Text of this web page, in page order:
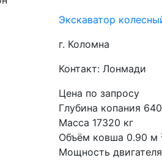
Экскаватор
г. Коломна
Контакт: Лонмади
Цена по запросу
Глубина копания
Масса 17320 кг
Объём ковша 0.90 м
Мощность